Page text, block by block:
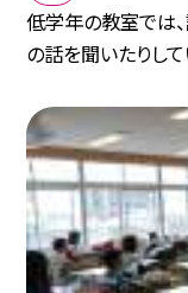
低学年の教室では
の話を聞いたりして